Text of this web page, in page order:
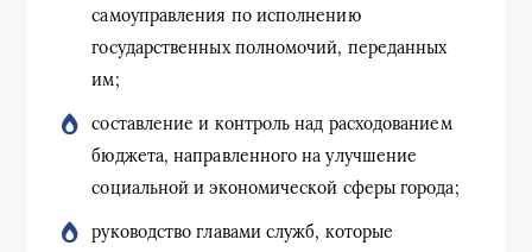
самоуправления по исполнению
государственных полномочий, переданных
им;
составление и контроль над расходованием
бюджета, направленного на улучшение
социальной и экономической сферы города;
руководство главами служб, которые